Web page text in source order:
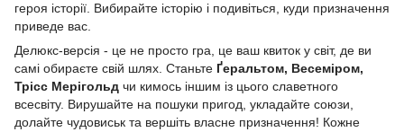
героя історії. Вибирайте історію і подивіться, куди призначення
приведе вас.
Делюкс-версія - це не просто гра, це ваш квиток у світ, де ви
самі обираєте свій шлях. Станьте Ґеральтом, Весеміром,
Трісс Мерігольд чи кимось іншим із цього славетного
всесвіту. Вирушайте на пошуки пригод, укладайте союзи,
долайте чудовиськ та вершіть власне призначення! Кожне